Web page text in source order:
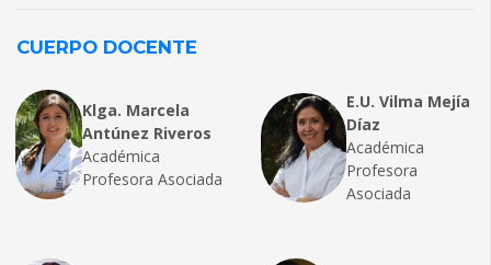
CUERPO DOCENTE
Klga. Marcela
Antúnez Riveros
Académica
Profesora Asociada
E.U. Vilma Mejía
Díaz
Académica
Profesora
Asociada